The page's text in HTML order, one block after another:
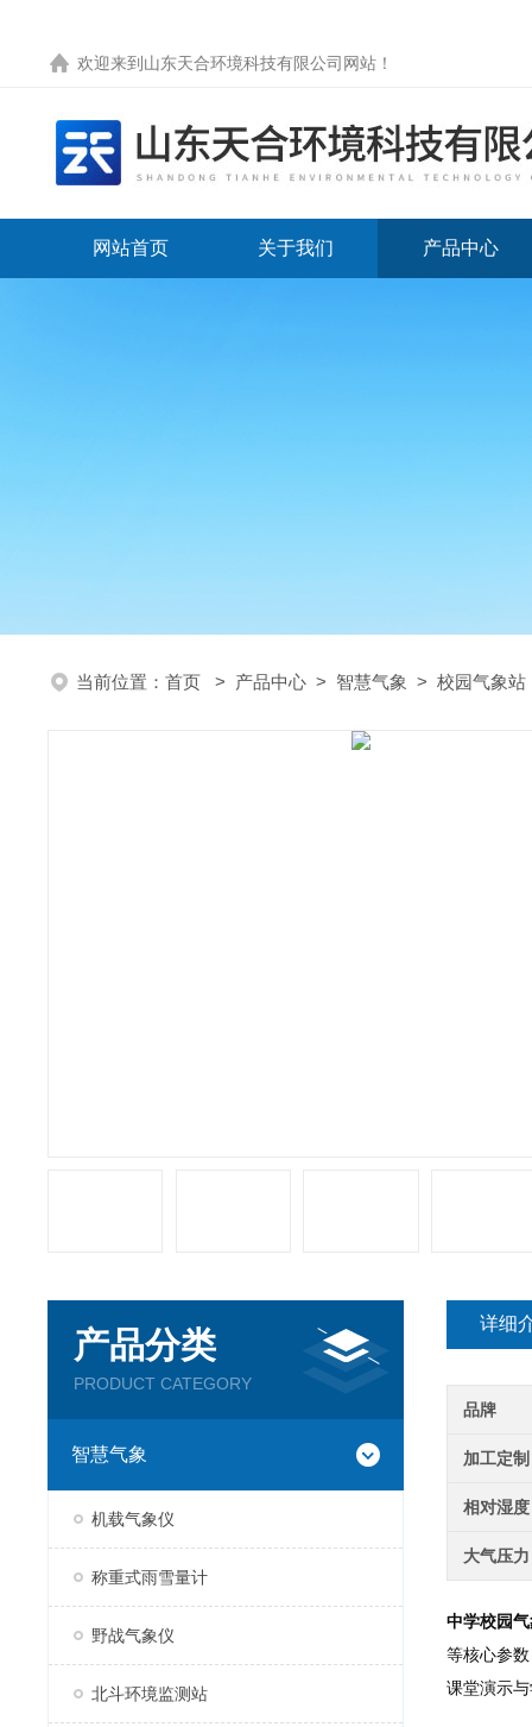
欢迎来到 山东天合环境科技有限公司网站 ！
网站首页 关于我们 产品中心
当前位置： 首页 > 产品中心 > 智慧气象 > 校园气象站
产品分类
PRODUCT CATEGORY
智慧气象
机载气象仪
称重式雨雪量计
野战气象仪
北斗环境监测站
详细
品牌
加工定制
相对湿度
大气压力
中学校园
等核心参
课堂演示